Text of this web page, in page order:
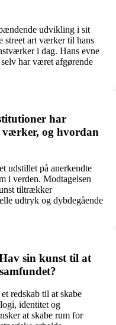
udvikling i sit
street art værker til hans
i dag. Hans evne
har været afgørende
har
værker, og hvordan
udstillet på anerkendte
i verden. Modtagelsen
tiltrækker
udtryk og dybdegående
sin kunst til at
redskab til at skabe
identitet og
at skabe rum for